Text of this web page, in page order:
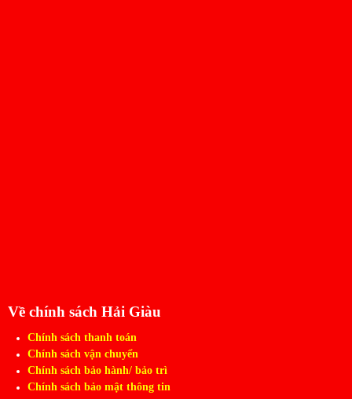
Về chính sách Hải Giàu
Chính sách thanh toán
Chính sách vận chuyển
Chính sách bảo hành/ bảo trì
Chính sách bảo mật thông tin